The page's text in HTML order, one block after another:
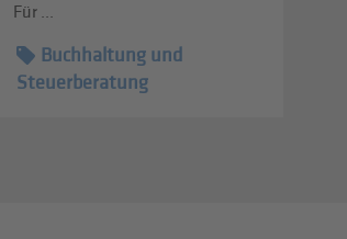
Für ...
Buchhaltung und
Steuerberatung